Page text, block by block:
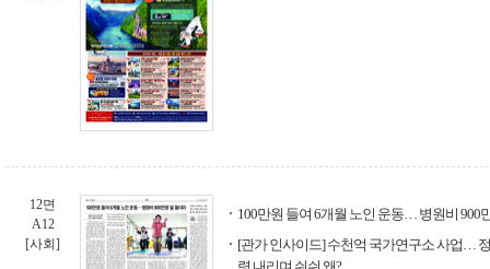
12면
A12
[사회]
100만원 들여 6개월 노인 운동… 병원비 900
[관가 인사이드] 수천억 국가연구소 사업…